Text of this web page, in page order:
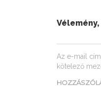
Az e-mail
kötelező